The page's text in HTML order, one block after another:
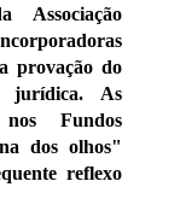
Associação
provação do
jurídica. As
Fundos
dos olhos"
reflexo